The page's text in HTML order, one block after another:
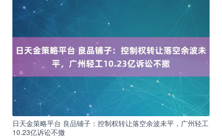
日天金策略平台 良品铺子：控制权转让落空余波未平，广州轻工
10.23亿诉讼不撤